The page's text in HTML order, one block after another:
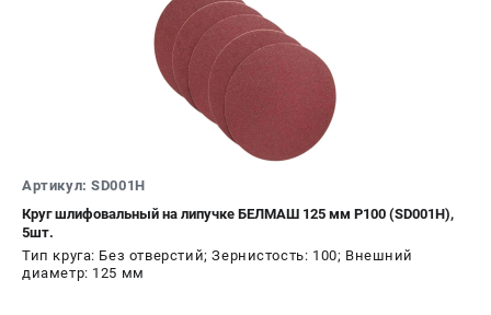
Артикул: SD001H
Круг шлифовальный на липучке БЕЛМАШ 125 мм P100 (SD001H),
5шт.
Тип круга: Без отверстий; Зернистость: 100; Внешний
диаметр: 125 мм